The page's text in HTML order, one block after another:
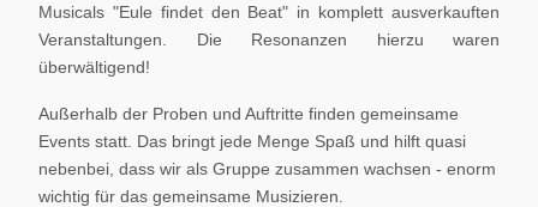
Musicals "Eule findet den Beat" in komplett ausverkauften
Veranstaltungen. Die Resonanzen hierzu waren
überwältigend!
Außerhalb der Proben und Auftritte finden gemeinsame
Events statt. Das bringt jede Menge Spaß und hilft quasi
nebenbei, dass wir als Gruppe zusammen wachsen - enorm
wichtig für das gemeinsame Musizieren.